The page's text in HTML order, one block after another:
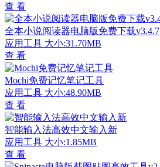
查 看
全本小说阅读器电脑版免费下载v3.4.7
应用工具 大小:31.70MB
查 看
Mochi免费记忆笔记工具
应用工具 大小:48.90MB
查 看
智能输入法高效中文输入新
应用工具 大小:1.85MB
查 看